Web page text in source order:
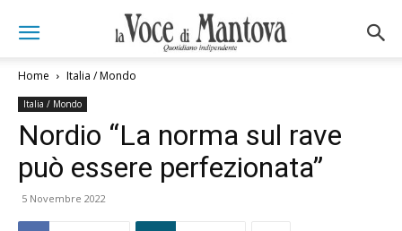
Home Italia / Mondo
Italia / Mondo
Nordio “La norma sul rave
può essere perfezionata”
5 Novembre 2022